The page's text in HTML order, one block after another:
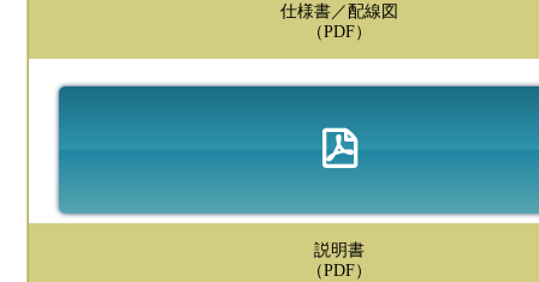
仕様書／配線図
（PDF）
説明書
（PDF）